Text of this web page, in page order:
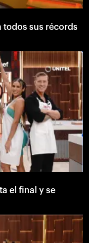
todos sus récords
el final y se